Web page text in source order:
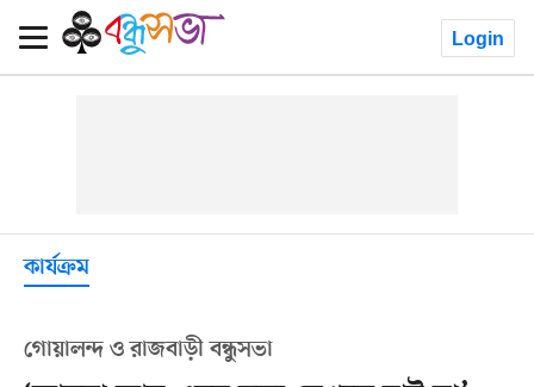
Login
কার্যক্রম
গোয়ালন্দ ও রাজবাড়ী বন্ধুসভা